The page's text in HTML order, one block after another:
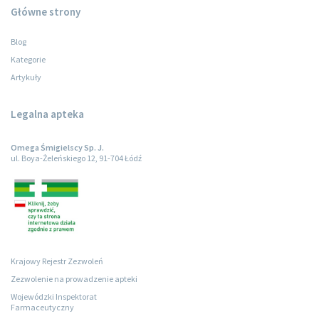
Główne strony
Blog
Kategorie
Artykuły
Legalna apteka
Omega Śmigielscy Sp. J.
ul. Boya-Żeleńskiego 12, 91-704 Łódź
Krajowy Rejestr Zezwoleń
Zezwolenie na prowadzenie apteki
Wojewódzki Inspektorat
Farmaceutyczny